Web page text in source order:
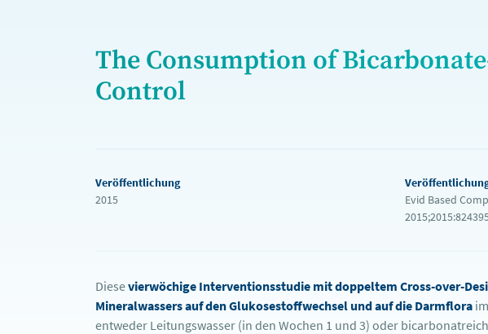
The Consumption of
Control
Veröffentlichung
2015
Evid Based
Diesevierwöchige Interventionsstudie mit doppeltem Cross-over-
Mineralwassers auf den Glukosestoffwechsel und auf die Darmflora
entweder Leitungswasser (in den Wochen 1 und 3) oder